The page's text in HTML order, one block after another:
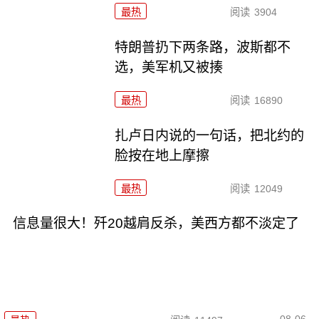
最热 阅读 3904
特朗普扔下两条路，波斯都不
选，美军机又被揍
最热 阅读 16890
扎卢日内说的一句话，把北约的
脸按在地上摩擦
最热 阅读 12049
信息量很大！歼20越肩反杀，美西方都不淡定了